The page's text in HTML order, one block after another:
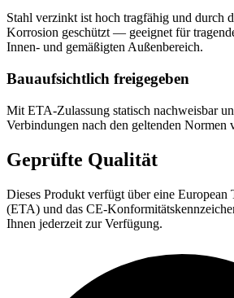
Stahl verzinkt ist hoch tragfähig und durch
Korrosion geschützt — geeignet für
Innen- und gemäßigten Außenbereich.
Bauaufsichtlich freigegeben
Mit ETA-Zulassung statisch nachweisbar
Verbindungen nach den geltenden Normen
Geprüfte Qualität
Dieses Produkt verfügt über eine European
(ETA) und das CE-
Ihnen jederzeit zur Verfügung.